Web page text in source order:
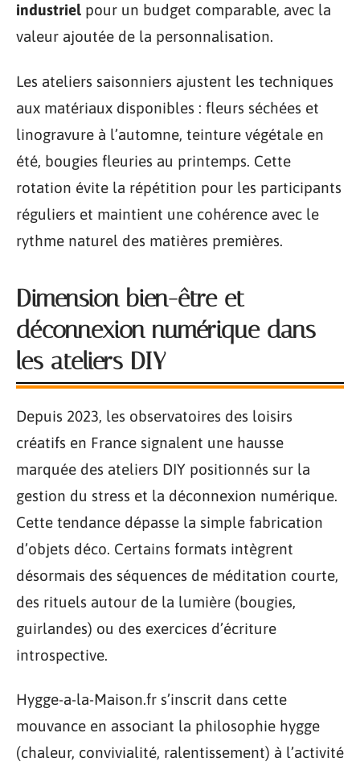
industriel pour un budget comparable, avec la
valeur ajoutée de la personnalisation.
Les ateliers saisonniers ajustent les techniques
aux matériaux disponibles : fleurs séchées et
linogravure à l’automne, teinture végétale en
été, bougies fleuries au printemps. Cette
rotation évite la répétition pour les participants
réguliers et maintient une cohérence avec le
rythme naturel des matières premières.
Dimension bien-être et
déconnexion numérique dans
les ateliers DIY
Depuis 2023, les observatoires des loisirs
créatifs en France signalent une hausse
marquée des ateliers DIY positionnés sur la
gestion du stress et la déconnexion numérique.
Cette tendance dépasse la simple fabrication
d’objets déco. Certains formats intègrent
désormais des séquences de méditation courte,
des rituels autour de la lumière (bougies,
guirlandes) ou des exercices d’écriture
introspective.
Hygge-a-la-Maison.fr s’inscrit dans cette
mouvance en associant la philosophie hygge
(chaleur, convivialité, ralentissement) à l’activité